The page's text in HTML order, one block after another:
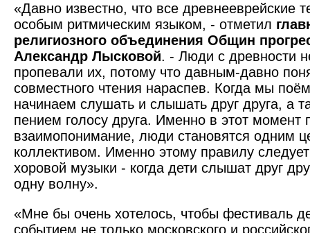
«Давно известно, что все древнееврейские
особым ритмическим языком, - отметил
религиозного объединения Общин
Александр Лысковой. - Люди с древности
пропевали их, потому что давным-давно
совместного чтения нараспев. Когда мы
начинаем слушать и слышать друг друга, а
пением голосу друга. Именно в этот момент
взаимопонимание, люди становятся одним
коллективом. Именно этому правилу
хоровой музыки - когда дети слышат друг
одну волну».
«Мне бы очень хотелось, чтобы фестиваль
событием не только московского и